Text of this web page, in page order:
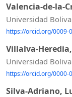
Valencia-de-la-
Universidad
https://orcid.org/0009-
Villalva-
Universidad
https://orcid.org/0000-
Silva-Adriano,